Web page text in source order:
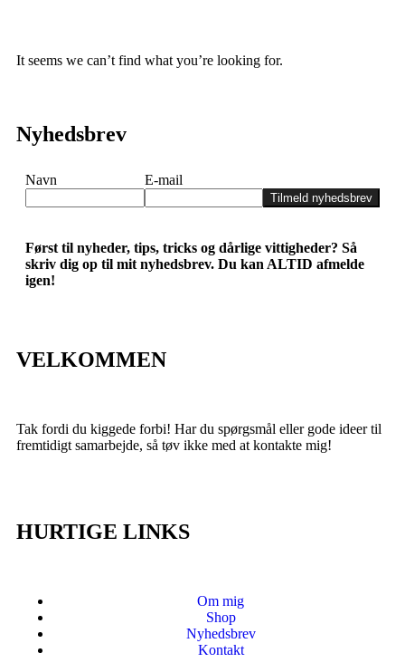
It seems we can’t find what you’re looking for.
Nyhedsbrev
Navn E-mail
Tilmeld nyhedsbrev
Først til nyheder, tips, tricks og dårlige vittigheder? Så
skriv dig op til mit nyhedsbrev. Du kan ALTID afmelde
igen!
VELKOMMEN
Tak fordi du kiggede forbi! Har du spørgsmål eller gode ideer til
fremtidigt samarbejde, så tøv ikke med at kontakte mig!
HURTIGE LINKS
Om mig
Shop
Nyhedsbrev
Kontakt